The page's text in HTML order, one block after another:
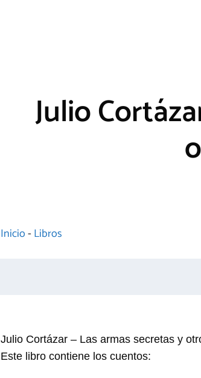
Julio
Inicio-Libros
Julio Cortázar – Las armas secretas y
Este libro contiene los cuentos: